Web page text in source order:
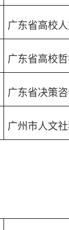
广东省高校
广东省高校
广东省决策
广州市人文